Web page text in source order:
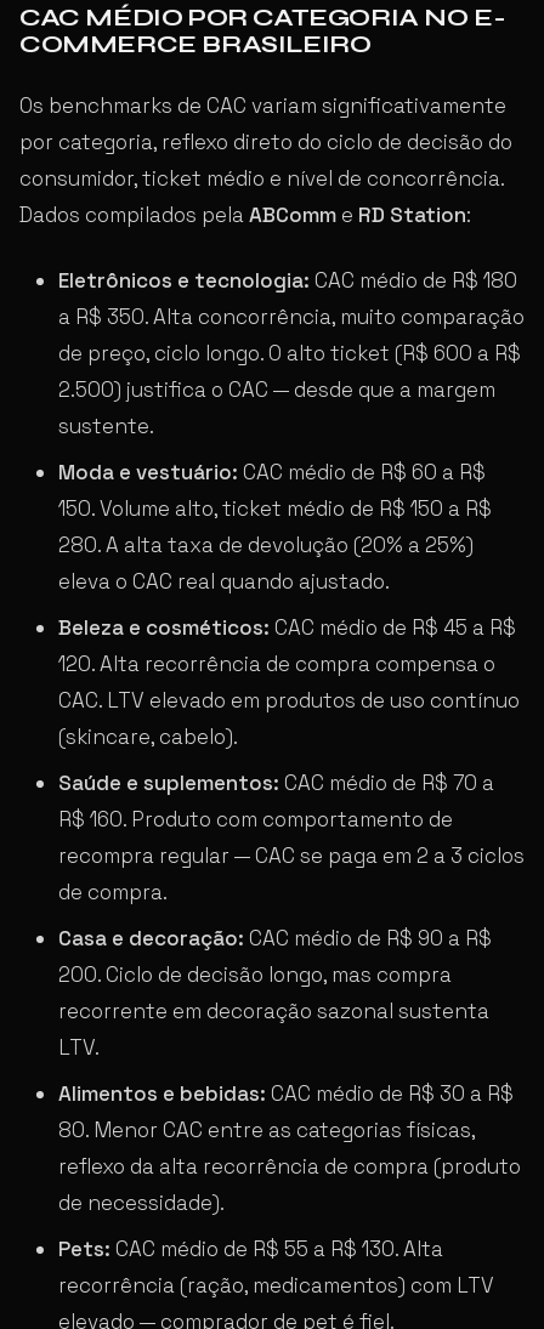
CAC MÉDIO POR CATEGORIA NO E-
COMMERCE BRASILEIRO
Os benchmarks de CAC variam significativamente
por categoria, reflexo direto do ciclo de decisão do
consumidor, ticket médio e nível de concorrência.
Dados compilados pelaABComm e RD Station:
Eletrônicos e tecnologia: CAC médio de R$ 180
a R$ 350. Alta concorrência, muito comparação
de preço, ciclo longo. O alto ticket (R$ 600 a R$
2.500) justifica o CAC — desde que a margem
sustente.
Moda e vestuário: CAC médio de R$ 60 a R$
150. Volume alto, ticket médio de R$ 150 a R$
280. A alta taxa de devolução (20% a 25%)
eleva o CAC real quando ajustado.
Beleza e cosméticos: CAC médio de R$ 45 a R$
120. Alta recorrência de compra compensa o
CAC. LTV elevado em produtos de uso contínuo
(skincare, cabelo).
Saúde e suplementos: CAC médio de R$ 70 a
R$ 160. Produto com comportamento de
recompra regular — CAC se paga em 2 a 3 ciclos
de compra.
Casa e decoração: CAC médio de R$ 90 a R$
200. Ciclo de decisão longo, mas compra
recorrente em decoração sazonal sustenta
LTV.
Alimentos e bebidas: CAC médio de R$ 30 a R$
80. Menor CAC entre as categorias físicas,
reflexo da alta recorrência de compra (produto
de necessidade).
Pets: CAC médio de R$ 55 a R$ 130. Alta
recorrência (ração, medicamentos) com LTV
elevado — comprador de pet é fiel.